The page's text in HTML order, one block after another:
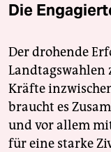
Die
Der drohende
Landtagswahlen
Kräfte
braucht es
und vor allem
für eine starke